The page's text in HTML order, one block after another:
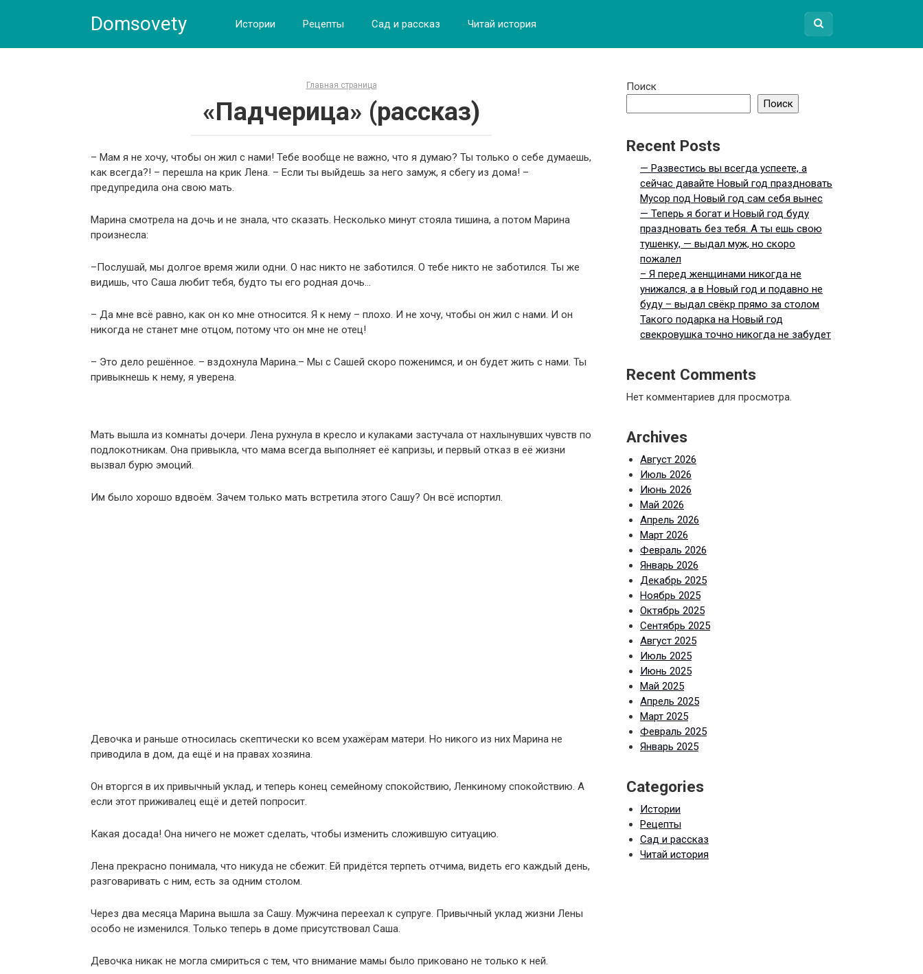
Domsovety Истории Рецепты Сад и рассказ Читай история
Главная страница
«Падчерица» (рассказ)
– Мам я не хочу, чтобы он жил с нами! Тебе вообще не важно, что я думаю? Ты только о себе думаешь,
как всегда?! – перешла на крик Лена. – Если ты выйдешь за него замуж, я сбегу из дома! –
предупредила она свою мать.
Марина смотрела на дочь и не знала, что сказать. Несколько минут стояла тишина, а потом Марина
произнесла:
–Послушай, мы долгое время жили одни. О нас никто не заботился. О тебе никто не заботился. Ты же
видишь, что Саша любит тебя, будто ты его родная дочь…
– Да мне всё равно, как он ко мне относится. Я к нему – плохо. И не хочу, чтобы он жил с нами. И он
никогда не станет мне отцом, потому что он мне не отец!
– Это дело решённое. – вздохнула Марина.– Мы с Сашей скоро поженимся, и он будет жить с нами. Ты
привыкнешь к нему, я уверена.
Мать вышла из комнаты дочери. Лена рухнула в кресло и кулаками застучала от нахлынувших чувств по
подлокотникам. Она привыкла, что мама всегда выполняет её капризы, и первый отказ в её жизни
вызвал бурю эмоций.
Им было хорошо вдвоём. Зачем только мать встретила этого Сашу? Он всё испортил.
Девочка и раньше относилась скептически ко всем ухажёрам матери. Но никого из них Марина не
приводила в дом, да ещё и на правах хозяина.
Он вторгся в их привычный уклад, и теперь конец семейному спокойствию, Ленкиному спокойствию. А
если этот приживалец ещё и детей попросит.
Какая досада! Она ничего не может сделать, чтобы изменить сложившую ситуацию.
Лена прекрасно понимала, что никуда не сбежит. Ей придётся терпеть отчима, видеть его каждый день,
разговаривать с ним, есть за одним столом.
Через два месяца Марина вышла за Сашу. Мужчина переехал к супруге. Привычный уклад жизни Лены
особо не изменился. Только теперь в доме присутствовал Саша.
Девочка никак не могла смириться с тем, что внимание мамы было приковано не только к ней.
Поиск
Поиск
Recent Posts
— Развестись вы всегда успеете, а
сейчас давайте Новый год праздновать
Мусор под Новый год сам себя вынес
— Теперь я богат и Новый год буду
праздновать без тебя. А ты ешь свою
тушенку, — выдал муж, но скоро
пожалел
– Я перед женщинами никогда не
унижался, а в Новый год и подавно не
буду – выдал свёкр прямо за столом
Такого подарка на Новый год
свекровушка точно никогда не забудет
Recent Comments
Нет комментариев для просмотра.
Archives
Август 2026
Июль 2026
Июнь 2026
Май 2026
Апрель 2026
Март 2026
Февраль 2026
Январь 2026
Декабрь 2025
Ноябрь 2025
Октябрь 2025
Сентябрь 2025
Август 2025
Июль 2025
Июнь 2025
Май 2025
Апрель 2025
Март 2025
Февраль 2025
Январь 2025
Categories
Истории
Рецепты
Сад и рассказ
Читай история